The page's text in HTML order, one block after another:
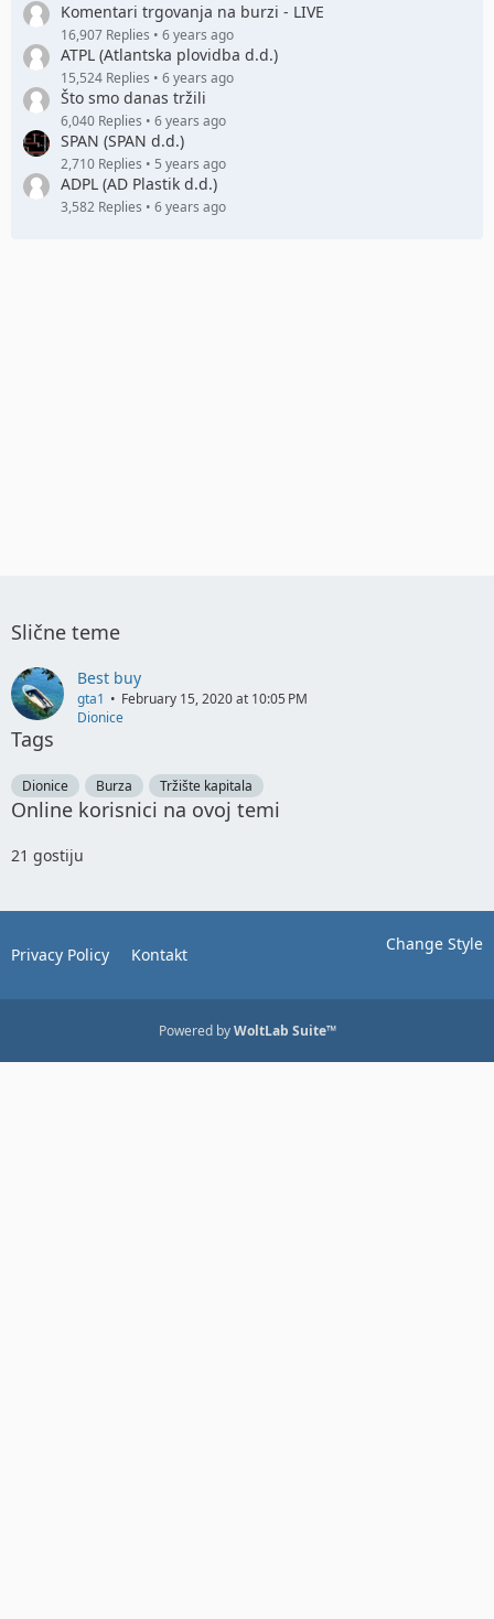
Komentari trgovanja na burzi - LIVE
16,907 Replies 6 years ago
ATPL (Atlantska plovidba d.d.)
15,524 Replies 6 years ago
Što smo danas tržili
6,040 Replies 6 years ago
SPAN (SPAN d.d.)
2,710 Replies 5 years ago
ADPL (AD Plastik d.d.)
3,582 Replies 6 years ago
Slične teme
Best buy
gta1
February 15, 2020 at 10:05 PM
Dionice
Tags
Dionice Burza Tržište kapitala
Online korisnici na ovoj temi
21 gostiju
Change Style
Privacy Policy Kontakt
Powered byWoltLab Suite™